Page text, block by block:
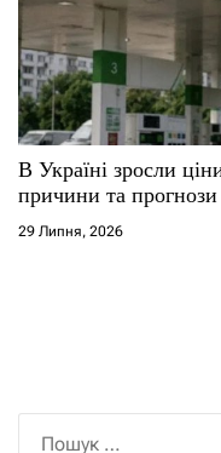
В Україні зросли
причини та прогнози
29 Липня, 2026